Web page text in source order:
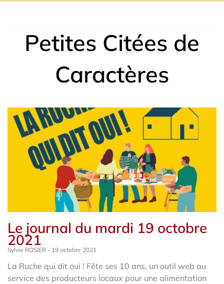
Petites Citées de
Caractères
Le journal du mardi 19 octobre
2021
Sylvie ROSIER 19 octobre 2021
La Ruche qui dit oui ! Fête ses 10 ans, un outil web au
service des producteurs locaux pour une alimentation